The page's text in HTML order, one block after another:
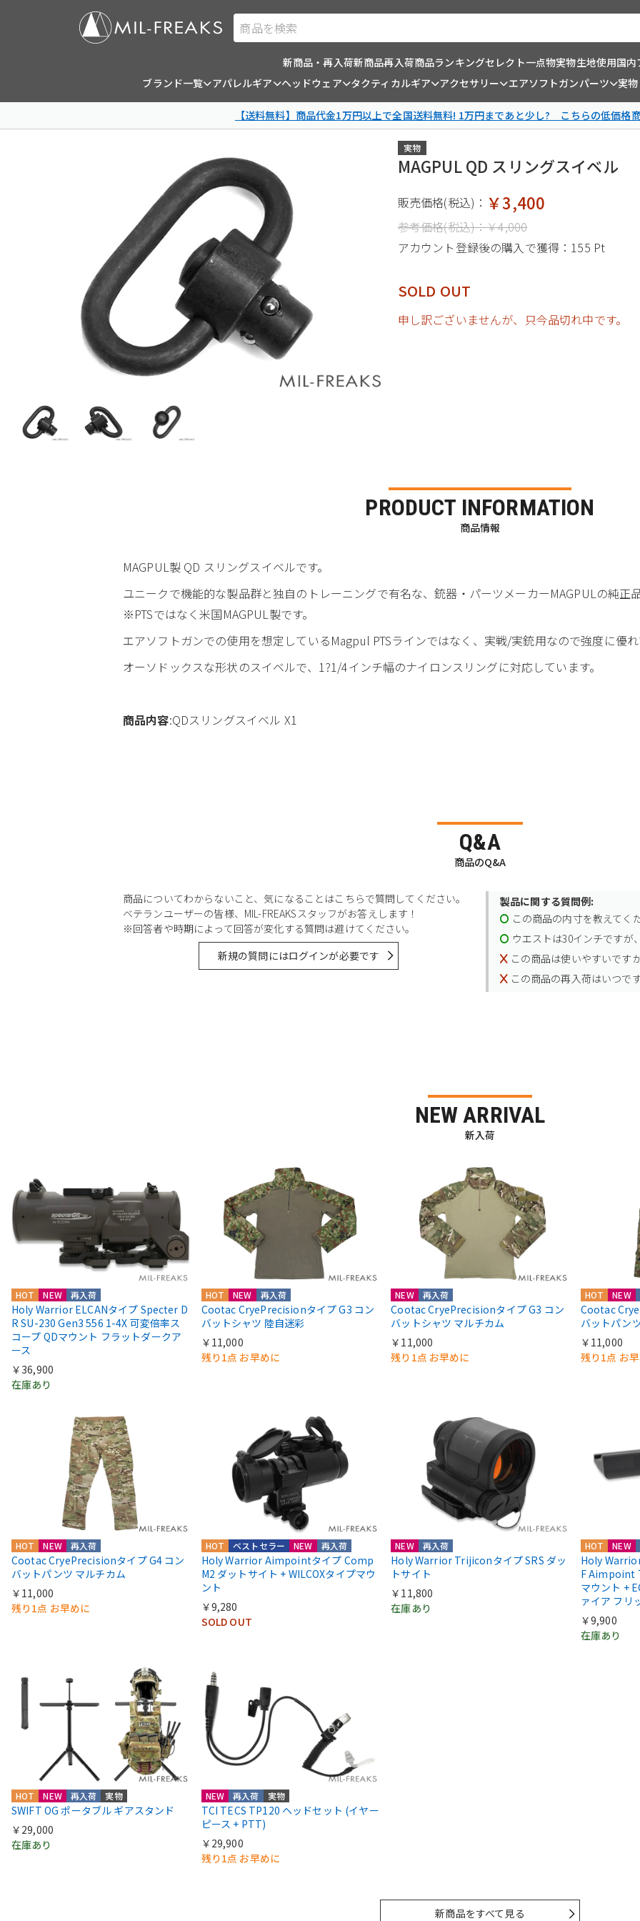
商品を検索
新商品・再入荷新商品再入荷商品ランキングセレクト一点物実物生地使用国内
ブランド一覧
アパレルギア ヘッドウェア タクティカルギア アクセサリー エアソフトガンパーツ 実
【送料無料】商品代金1万円以上で全国送料無料! 1万円まであと少し? こちらの低価格
実物
MAGPUL QD スリングスイベル
販売価格(税込)： ￥3,400
参考価格(税込)：￥4,000
アカウント登録後の購入で獲得： 155 Pt
SOLD OUT
申し訳ございませんが、只今品切れ中です。
PRODUCT INFORMATION
商品情報
MAGPUL製 QD スリングスイベルです。
ユニークで機能的な製品群と独自のトレーニングで有名な、銃器・パーツメーカーMAGPULの純正
※PTSではなく米国MAGPUL製です。
エアソフトガンでの使用を想定しているMagpul PTSラインではなく、実戦/実銃用なので強度に優
オーソドックスな形状のスイベルで、1?1/4インチ幅のナイロンスリングに対応しています。
商品内容:QDスリングスイベル X1
Q&A
商品のQ&A
商品についてわからないこと、気になることはこちらで質問してください。
ベテランユーザーの皆様、MIL-FREAKSスタッフがお答えします！
※回答者や時期によって回答が変化する質問は避けてください。
新規の質問にはログインが必要です
製品に関する質問例:
この商品の内寸を教えてく
ウエストは30インチですが
この商品は使いやすいです
この商品の再入荷はいつで
NEW ARRIVAL
新入荷
HOT NEW 再入荷
Holy Warrior ELCANタイプ Specter D
R SU-230 Gen3 556 1-4X 可変倍率ス
コープ QDマウント フラットダークア
ース
￥36,900
在庫あり
HOT NEW 再入荷
Cootac CryePrecisionタイプ G3 コン
バットシャツ 陸自迷彩
￥11,000
残り1点 お早めに
NEW 再入荷
Cootac CryePrecisionタイプ G3 コン
バットシャツ マルチカム
￥11,000
残り1点 お早めに
HOT NEW
Cootac
バットパン
￥11,000
残り1点 お
HOT NEW 再入荷
Cootac CryePrecisionタイプ G4 コン
バットパンツ マルチカム
￥11,000
残り1点 お早めに
HOT NEW 再入荷
ベストセラー
Holy Warrior Aimpointタイプ Comp
M2 ダットサイト + WILCOXタイプマウ
ント
￥9,280
SOLD OUT
NEW 再入荷
Holy Warrior Trijiconタイプ SRS ダッ
トサイト
￥11,800
在庫あり
HOT NEW
Holy
F Aimpoint
マウント +
ァイア フリ
￥9,900
在庫あり
HOT NEW 再入荷 実物
SWIFT OG ポータブル ギアスタンド
￥29,000
在庫あり
NEW 再入荷 実物
TCI TECS TP120 ヘッドセット (イヤー
ピース + PTT)
￥29,900
残り1点 お早めに
新商品をすべて見る